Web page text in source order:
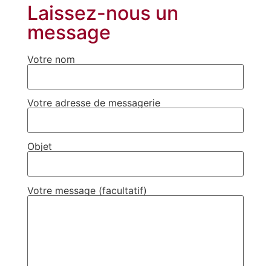
Laissez-nous un
message
Votre nom
Votre adresse de messagerie
Objet
Votre message (facultatif)